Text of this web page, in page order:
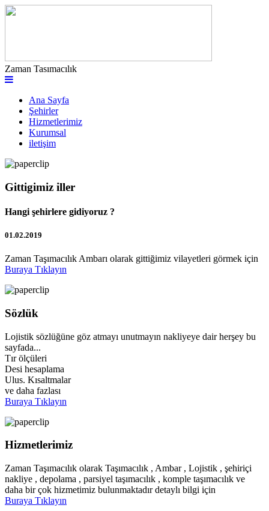
Zaman Tasımacılık
Ana Sayfa
Şehirler
Hizmetlerimiz
Kurumsal
iletişim
Gittigimiz iller
Hangi şehirlere gidiyoruz ?
01.02.2019
Zaman Taşımacılık Ambarı olarak gittiğimiz vilayetleri görmek için
Buraya Tıklayın
Sözlük
Lojistik sözlüğüne göz atmayı unutmayın nakliyeye dair herşey bu
sayfada...
Tır ölçüleri
Desi hesaplama
Ulus. Kısaltmalar
ve daha fazlası
Buraya Tıklayın
Hizmetlerimiz
Zaman Taşımacılık olarak Taşımacılık , Ambar , Lojistik , şehiriçi
nakliye , depolama , parsiyel taşımacılık , komple taşımacılık ve
daha bir çok hizmetimiz bulunmaktadır detaylı bilgi için
Buraya Tıklayın